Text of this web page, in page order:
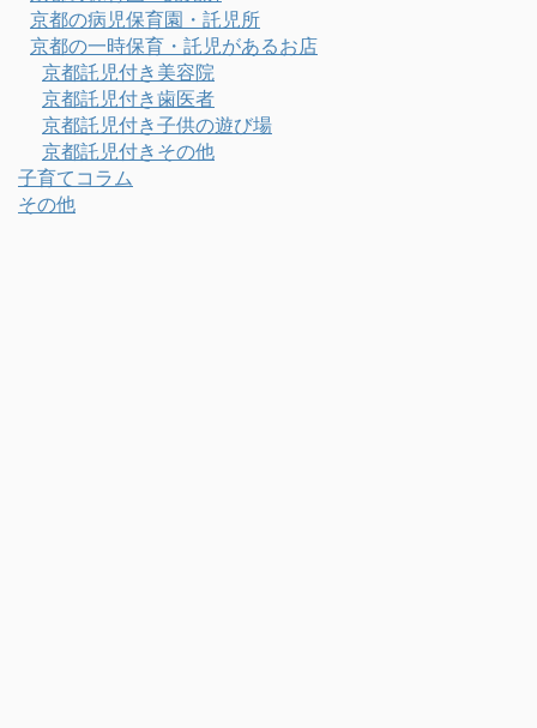
京都の病児保育園・託児所
京都の一時保育・託児があるお店
京都託児付き美容院
京都託児付き歯医者
京都託児付き子供の遊び場
京都託児付きその他
子育てコラム
その他